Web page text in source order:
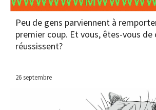
Peu de gens parviennent à
premier coup. Et vous, êtes-vous de
réussissent?
26 septembre